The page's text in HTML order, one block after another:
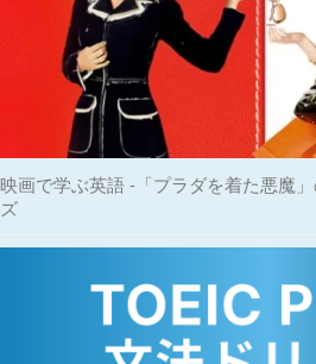
映画で学ぶ英語 -「プラダを着た悪魔
ズ